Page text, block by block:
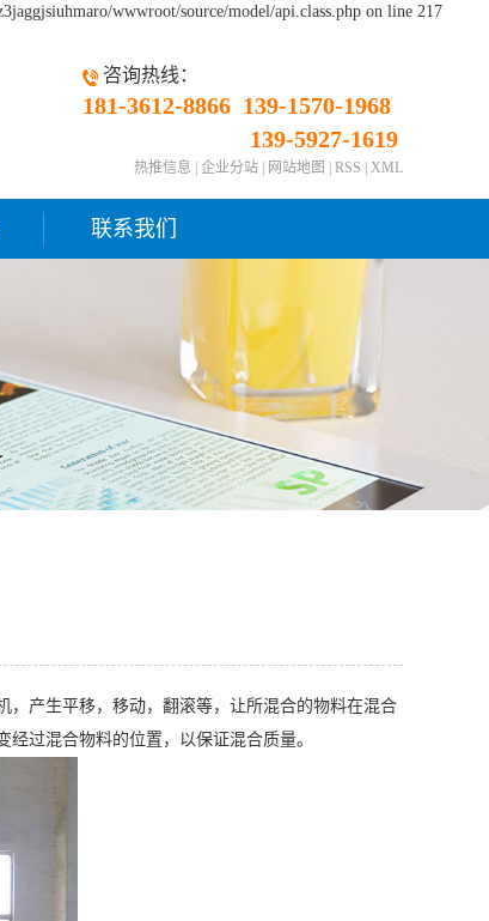
wwwroot/source/model/api.class.php on line 217
咨询热线：
181-3612-8866 139-1570-1968
139-5927-1619
热推信息 企业分站 网站地图 RSS XML
联系我们
，产生平移，移动，翻滚等，让所混合的物料在混合
过混合物料的位置，以保证混合质量。